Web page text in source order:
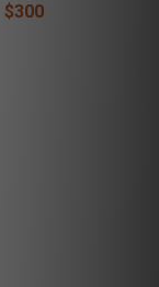
$300